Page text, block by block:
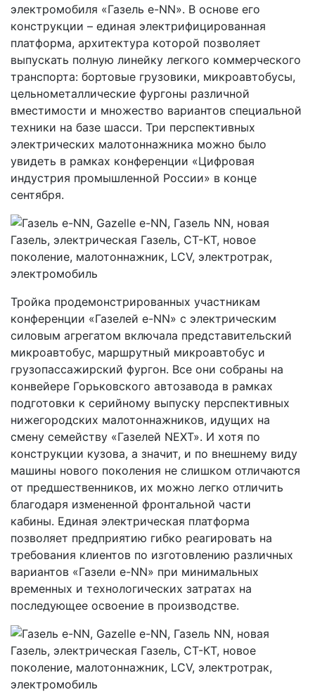
электромобиля «Газель e-NN». В основе его
конструкции – единая электрифицированная
платформа, архитектура которой позволяет
выпускать полную линейку легкого коммерческого
транспорта: бортовые грузовики, микроавтобусы,
цельнометаллические фургоны различной
вместимости и множество вариантов специальной
техники на базе шасси. Три перспективных
электрических малотоннажника можно было
увидеть в рамках конференции «Цифровая
индустрия промышленной России» в конце
сентября.
Тройка продемонстрированных участникам
конференции «Газелей e-NN» с электрическим
силовым агрегатом включала представительский
микроавтобус, маршрутный микроавтобус и
грузопассажирский фургон. Все они собраны на
конвейере Горьковского автозавода в рамках
подготовки к серийному выпуску перспективных
нижегородских малотоннажников, идущих на
смену семейству «Газелей NEXT». И хотя по
конструкции кузова, а значит, и по внешнему виду
машины нового поколения не слишком отличаются
от предшественников, их можно легко отличить
благодаря измененной фронтальной части
кабины. Единая электрическая платформа
позволяет предприятию гибко реагировать на
требования клиентов по изготовлению различных
вариантов «Газели e-NN» при минимальных
временных и технологических затратах на
последующее освоение в производстве.